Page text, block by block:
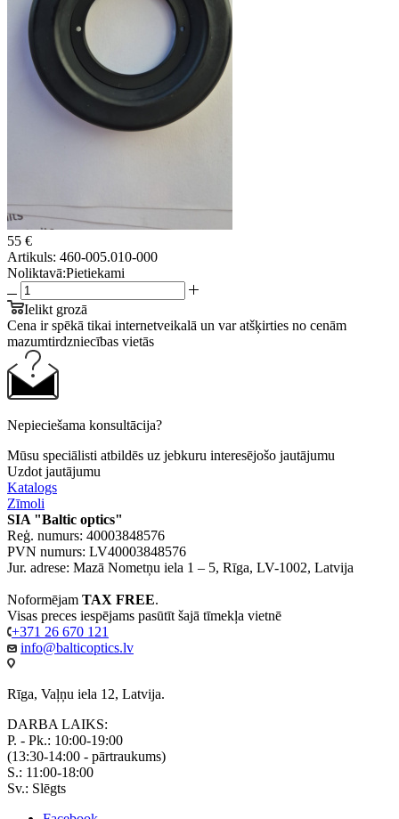
55 €
Artikuls: 460-005.010-000
Noliktavā:Pietiekami
Ielikt grozā
Cena ir spēkā tikai internetveikalā un var atšķirties no cenām
mazumtirdzniecības vietās
Nepieciešama konsultācija?
Mūsu speciālisti atbildēs uz jebkuru interesējošo jautājumu
Uzdot jautājumu
Katalogs
Zīmoli
SIA "Baltic optics"
Reģ. numurs: 40003848576
PVN numurs: LV40003848576
Jur. adrese: Mazā Nometņu iela 1 – 5, Rīga, LV-1002, Latvija
Noformējam TAX FREE.
Visas preces iespējams pasūtīt šajā tīmekļa vietnē
+371 26 670 121
info@balticoptics.lv
Rīga, Vaļņu iela 12, Latvija.
DARBA LAIKS:
P. - Pk.: 10:00-19:00
(13:30-14:00 - pārtraukums)
S.: 11:00-18:00
Sv.: Slēgts